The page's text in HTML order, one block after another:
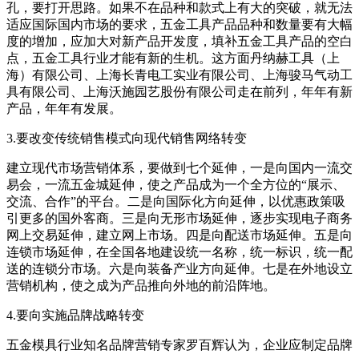
孔，要打开思路。如果不在品种和款式上有大的突破，就无法
适应国际国内市场的要求，五金工具产品品种和数量要有大幅
度的增加，应加大对新产品开发度，填补五金工具产品的空白
点，五金工具行业才能有新的生机。这方面丹纳赫工具（上
海）有限公司、上海长青电工实业有限公司、上海骏马气动工
具有限公司、上海沃施园艺股份有限公司走在前列，年年有新
产品，年年有发展。
3.要改变传统销售模式向现代销售网络转变
建立现代市场营销体系，要做到七个延伸，一是向国内一流交
易会，一流五金城延伸，使之产品成为一个全方位的“展示、
交流、合作”的平台。二是向国际化方向延伸，以优惠政策吸
引更多的国外客商。三是向无形市场延伸，逐步实现电子商务
网上交易延伸，建立网上市场。四是向配送市场延伸。五是向
连锁市场延伸，在全国各地建设统一名称，统一标识，统一配
送的连锁分市场。六是向装备产业方向延伸。七是在外地设立
营销机构，使之成为产品推向外地的前沿阵地。
4.要向实施品牌战略转变
五金模具行业知名品牌营销专家罗百辉认为，企业应制定品牌